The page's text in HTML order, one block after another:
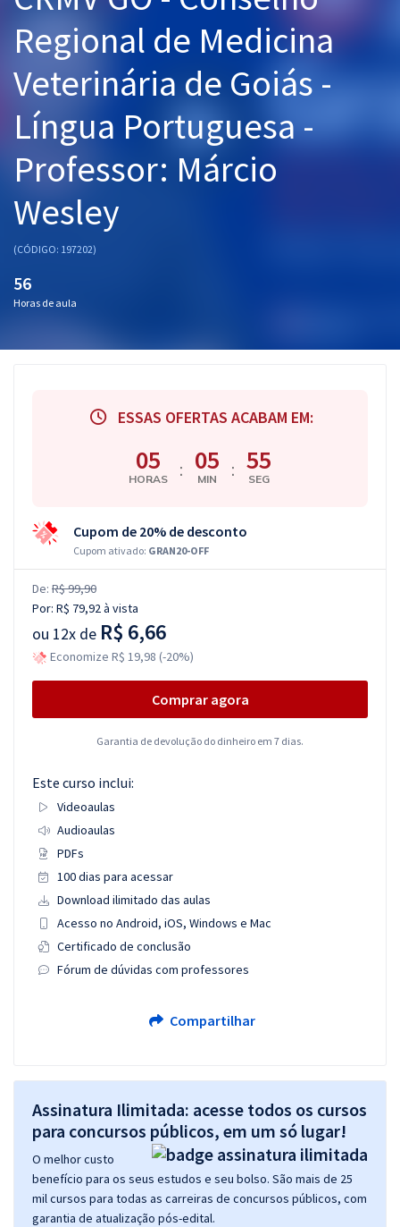
Graduação
Mentorias
Questões grátis
Conteúdo gratuito
Blog
Aprovados
Regional de Medicina
Veterinária de Goiás -
Língua Portuguesa -
Professor: Márcio
Wesley
(CÓDIGO: 197202)
56
Horas de aula
ESSAS OFERTAS ACABAM EM:
05
HORAS : 05
MIN : 55
SEG
Cupom de 20% de desconto
Cupom ativado: GRAN20-OFF
De: R$ 99,90
Por: R$ 79,92à vista
ou 12x de R$ 6,66
Economize R$ 19,98 (-20%)
Comprar agora
Garantia de devolução do dinheiro em 7 dias.
Este curso inclui:
Videoaulas
Audioaulas
PDFs
100 dias para acessar
Download ilimitado das aulas
Acesso no Android, iOS, Windows e Mac
Certificado de conclusão
Fórum de dúvidas com professores
Compartilhar
Assinatura Ilimitada: acesse todos os cursos
para concursos públicos, em um só lugar!
O melhor custo
benefício para os seus estudos e seu bolso. São mais de 25
mil cursos para todas as carreiras de concursos públicos, com
garantia de atualização pós-edital.